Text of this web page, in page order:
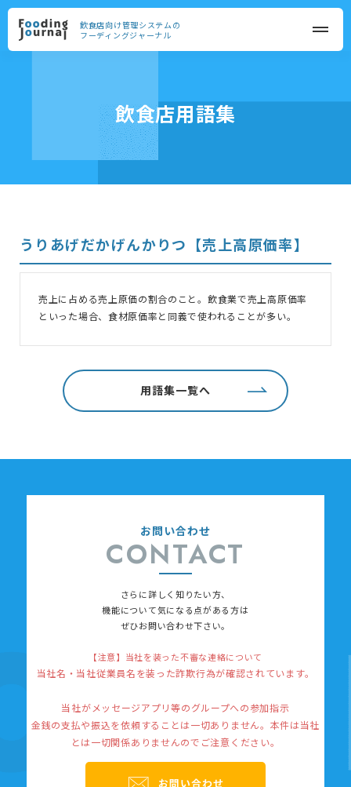
飲食店向け管理システムの
フーディングジャーナル
飲食店用語集
うりあげだかげんかりつ【売上高原価率】
売上に占める売上原価の割合のこと。飲食業で売上高原価率
といった場合、食材原価率と同義で使われることが多い。
用語集一覧へ
お問い合わせ
CONTACT
さらに詳しく知りたい方、
機能について気になる点がある方は
ぜひお問い合わせ下さい。
【注意】当社を装った不審な連絡について
当社名・当社従業員名を装った詐欺行為が確認されています。
当社がメッセージアプリ等のグループへの参加指示
金銭の支払や振込を依頼することは一切ありません。 本件は当社
とは一切関係ありませんのでご注意ください。